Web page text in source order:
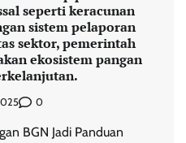
seperti keracunan
sistem pelaporan
sektor, pemerintah
ekosistem pangan
0
BGN Jadi Panduan